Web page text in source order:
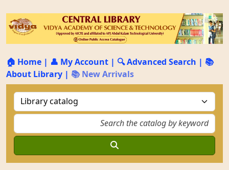
🏠 Home | 👤 My Account | 🔍 Advanced Search | 📚
About Library | 📚 New Arrivals